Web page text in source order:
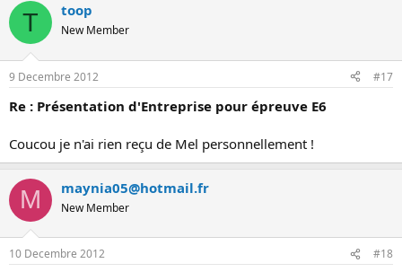
T toop
New Member
9 Decembre 2012 #17
Re : Présentation d'Entreprise pour épreuve E6
Coucou je n'ai rien reçu de Mel personnellement !
M maynia05@hotmail.fr
New Member
10 Decembre 2012 #18